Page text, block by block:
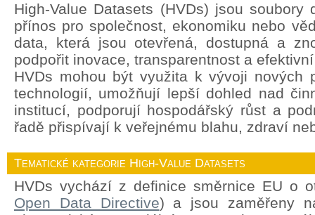
High-Value Datasets (HVDs) jsou
přínos pro společnost, ekonomiku nebo
data, která jsou otevřená, dostupná a
podpořit inovace, transparentnost a
HVDs mohou být využita k vývoji nových
technologií, umožňují lepší dohled nad
institucí, podporují hospodářský růst a
řadě přispívají k veřejnému blahu, zdraví
Tematické kategorie High-Value Datasets
HVDs vychází z definice směrnice EU o
Open Data Directive) a jsou zaměřeny